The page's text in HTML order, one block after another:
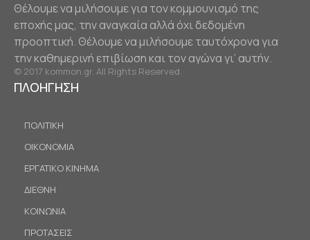
Θέλουμε να μιλήσουμε για τον κομμουνισμό της
εποχής μας, την αναγκαία αλλά όχι δεδομένη
προοπτική. Θέλουμε να μιλήσουμε ταυτόχρονα για
την καθημερινή επιβίωση και τον αγώνα γι’ αυτήν.
© 2017 kommon.gr. All Rights Reserved.
ΠΛΟΗΓΗΣΗ
ΠΟΛΙΤΙΚΗ
ΟΙΚΟΝΟΜΙΑ
ΕΡΓΑΤΙΚΟ ΚΙΝΗΜΑ
ΔΙΕΘΝΗ
ΚΟΙΝΩΝΙΑ
ΠΡΟΤΑΣΕΙΣ